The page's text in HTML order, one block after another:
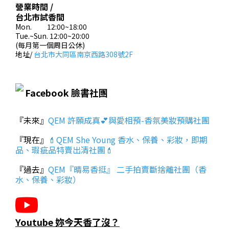
營業時間 /
台北市試香間
Mon. 12:00~18:00
Tue.~Sun. 12:00~20:00
(每月第一個周日公休)
地址/台北市大同區南京西路308號2F
Facebook 臉書社團
『未來』 QEM 許願成真💕與愛相預-香氛美妝預購社團
『現在』 💄QEM She Young 香水、保養、彩妝，即期
品、瑕疵品特賣出清社團💄
『過去』 QEM『晴易香挺』 二手拍賣斷捨離社團（香
水、保養、彩妝）
Youtube 妳今天香了沒？